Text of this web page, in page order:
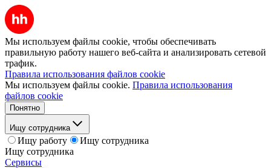
Мы используем файлы cookie, чтобы обеспечивать
правильную работу нашего веб-сайта и анализировать сетевой
трафик.
Правила использования файлов cookie
Мы используем файлы cookie. Правила использования
файлов cookie
Понятно
Ищу сотрудника
Ищу работу
Ищу сотрудника
Ищу сотрудника
Сервисы